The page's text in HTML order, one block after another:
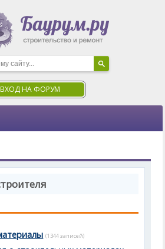
ВХОД НА ФОРУМ
(1344 записей)